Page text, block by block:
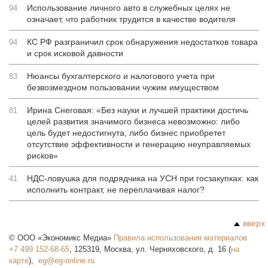
94
Использование личного авто в служебных целях не
означает, что работник трудится в качестве водителя
94
КС РФ разграничил срок обнаружения недостатков товара
и срок исковой давности
83
Нюансы бухгалтерского и налогового учета при
безвозмездном пользовании чужим имуществом
81
Ирина Снеговая: «Без науки и лучшей практики достичь
целей развития значимого бизнеса невозможно: либо
цель будет недостигнута, либо бизнес приобретет
отсутствие эффективности и генерацию неуправляемых
рисков»
41
НДС-ловушка для подрядчика на УСН при госзакупках: как
исполнить контракт, не переплачивая налог?
вверх
© ООО «Экономикс Медиа» Правила использования материалов
+7 499 152-68-65, 125319, Москва, ул. Черняховского, д. 16 (на
карте),